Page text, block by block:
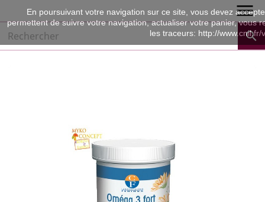


En poursuivant votre navigation sur ce site, vous devez
permettent de suivre votre navigation, actualiser votre panier, vous
les traceurs: http://